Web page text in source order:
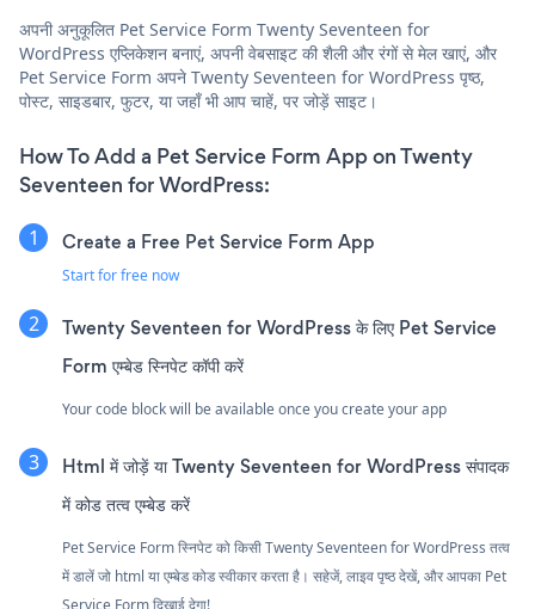
अपनी अनुकूलित Pet Service Form Twenty Seventeen for
WordPress एप्लिकेशन बनाएं, अपनी वेबसाइट की शैली और रंगों से मेल खाएं, और
Pet Service Form अपने Twenty Seventeen for WordPress पृष्ठ,
पोस्ट, साइडबार, फुटर, या जहाँ भी आप चाहें, पर जोड़ें साइट।
How To Add a Pet Service Form App on Twenty
Seventeen for WordPress:
Create a Free Pet Service Form App
Start for free now
Twenty Seventeen for WordPress के लिए Pet Service
Form एम्बेड स्निपेट कॉपी करें
Your code block will be available once you create your app
Html में जोड़ें या Twenty Seventeen for WordPress संपादक
में कोड तत्व एम्बेड करें
Pet Service Form स्निपेट को किसी Twenty Seventeen for WordPress तत्व
में डालें जो html या एम्बेड कोड स्वीकार करता है। सहेजें, लाइव पृष्ठ देखें, और आपका Pet
Service Form दिखाई देगा!